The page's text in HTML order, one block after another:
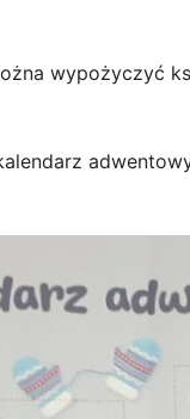
wypożyczyć